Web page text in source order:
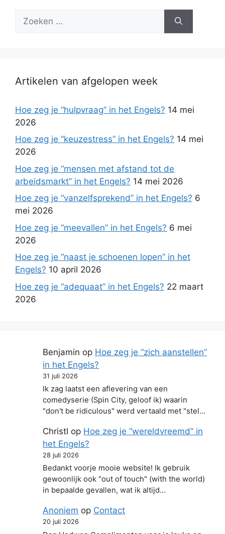
naar:
Artikelen van afgelopen week
Hoe zeg je “hulpvraag” in het Engels? 14 mei
2026
Hoe zeg je “keuzestress” in het Engels? 14 mei
2026
Hoe zeg je “mensen met afstand tot de
arbeidsmarkt” in het Engels? 14 mei 2026
Hoe zeg je “vanzelfsprekend” in het Engels? 6
mei 2026
Hoe zeg je “meevallen” in het Engels? 6 mei
2026
Hoe zeg je “naast je schoenen lopen” in het
Engels? 10 april 2026
Hoe zeg je “adequaat” in het Engels? 22 maart
2026
Benjamin op Hoe zeg je “zich aanstellen”
in het Engels?
31 juli 2026
Ik zag laatst een aflevering van een
comedyserie (Spin City, geloof ik) waarin
"don't be ridiculous" werd vertaald met "stel…
Christl op Hoe zeg je “wereldvreemd” in
het Engels?
28 juli 2026
Bedankt voorje mooie website! Ik gebruik
gewoonlijk ook "out of touch" (with the world)
in bepaalde gevallen, wat ik altijd…
Anoniem op Contact
20 juli 2026